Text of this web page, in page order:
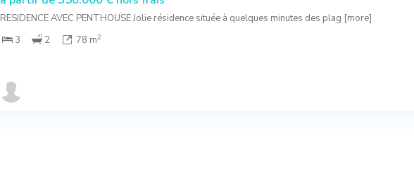
RESIDENCE AVEC PENTHOUSE Jolie résidence située à quelques minutes des plag [more]
3
2 78 m2